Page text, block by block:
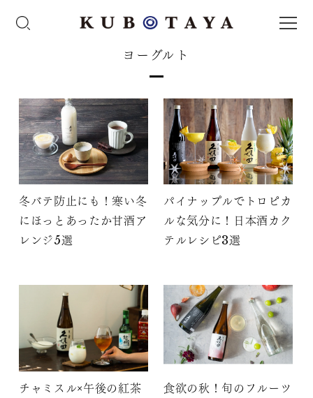
ヨーグルト
冬バテ防止にも！寒い冬
にほっとあったか甘酒ア
レンジ5選
パイナップルでトロピカ
ルな気分に！日本酒カク
テルレシピ3選
チャミスル×午後の紅茶
食欲の秋！旬のフルーツ